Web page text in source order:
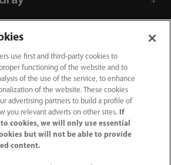
contacto
use first and third-party cookies to
functioning of the website and to
of the use of the service, to enhance
of the website. These cookies
advertising partners to build a profile of
you relevant adverts on other sites.
If
cookies, we will only use essential
but will not be able to provide
content.